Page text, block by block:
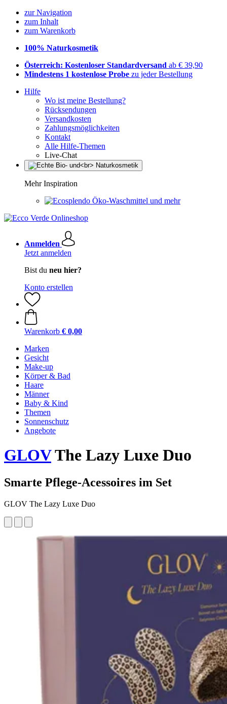
zur Navigation
zum Inhalt
zum Warenkorb
100% Naturkosmetik
Österreich: Kostenloser Standardversand ab € 39,90
Mindestens 1 kostenlose Probe zu jeder Bestellung
Hilfe
Wo ist meine Bestellung?
Rücksendungen
Versandkosten
Zahlungsmöglichkeiten
Kontakt
Alle Hilfe-Themen
Live-Chat
Mehr Inspiration
Öko-Waschmittel und mehr
Anmelden
Jetzt anmelden
Bist du neu hier?
Konto erstellen
Warenkorb € 0,00
Marken
Gesicht
Make-up
Körper & Bad
Haare
Männer
Baby & Kind
Themen
Sonnenschutz
Angebote
GLOVThe Lazy Luxe Duo
Smarte Pflege-Acessoires im Set
GLOV The Lazy Luxe Duo